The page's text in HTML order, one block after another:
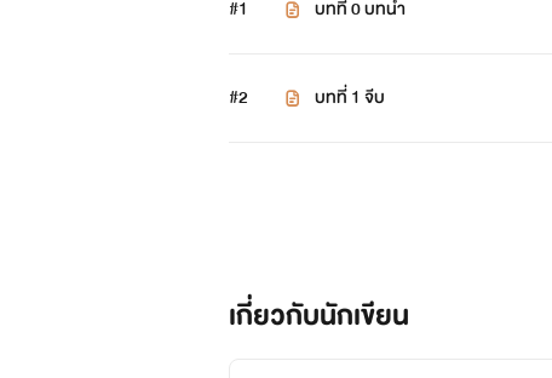
#1 บทที่ 0 บทนำ
#2 บทที่ 1 จีบ
เกี่ยวกับนักเขียน